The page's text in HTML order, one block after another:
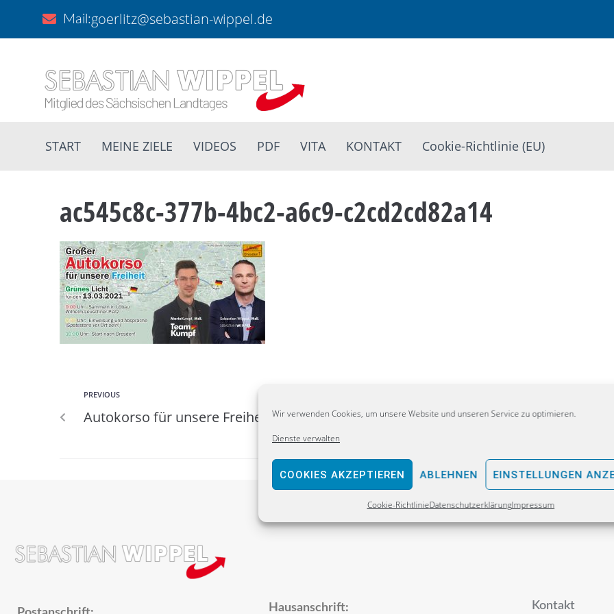
Wir verwenden Cookies, um unsere Website und unseren Service zu optimieren.
Dienste verwalten
COOKIES AKZEPTIEREN ABLEHNEN EINSTELLUNGEN
Cookie-RichtlinieDatenschutzerklärungImpressum
Mail:goerlitz@sebastian-wippel.de
START MEINE ZIELE VIDEOS PDF VITA KONTAKT Cookie-Richtlinie (EU)
ac545c8c-377b-4bc2-a6c9-c2cd2cd82a14
PREVIOUS
Autokorso für unsere Freiheit!
Hausanschrift: Kontakt